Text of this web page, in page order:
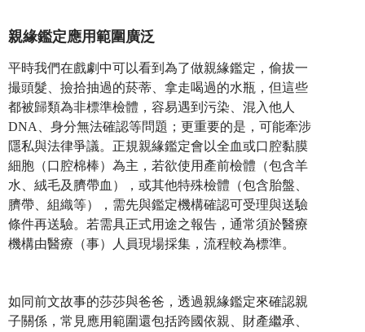
親緣鑑定應用範圍廣泛
平時我們在戲劇中可以看到為了做親緣鑑定，偷拔一
撮頭髮、撿拾抽過的菸蒂、拿走喝過的水瓶，但這些
都被歸類為非標準檢體，容易遇到污染、混入他人
DNA、身分無法確認等問題；更重要的是，可能牽涉
隱私與法律爭議。正規親緣鑑定會以全血或口腔黏膜
細胞（口腔棉棒）為主，若欲使用產前檢體（包含羊
水、絨毛及臍帶血），或其他特殊檢體（包含胎盤、
臍帶、組織等），需先與鑑定機構確認可受理與送驗
條件再送驗。若需具正式用途之報告，通常須於醫療
機構由醫療（事）人員現場採集，流程較為標準。
如同前文故事的莎莎與爸爸，透過親緣鑑定來確認親
子關係，常見應用範圍還包括跨國依親、財產繼承、